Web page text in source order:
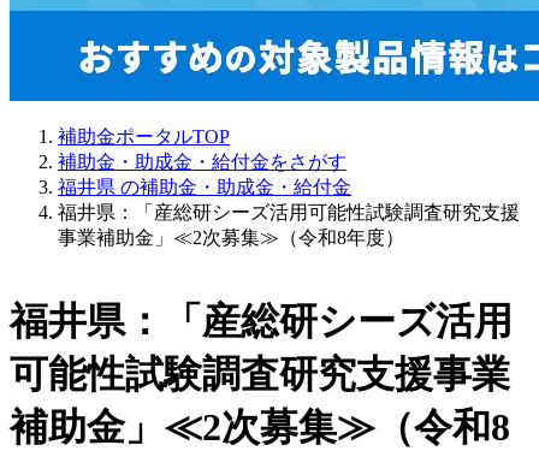
補助金ポータルTOP
補助金・助成金・給付金をさがす
福井県 の補助金・助成金・給付金
福井県：「産総研シーズ活用可能性試験調査研究支援
事業補助金」≪2次募集≫（令和8年度）
福井県：「産総研シーズ活用
可能性試験調査研究支援事業
補助金」≪2次募集≫（令和8